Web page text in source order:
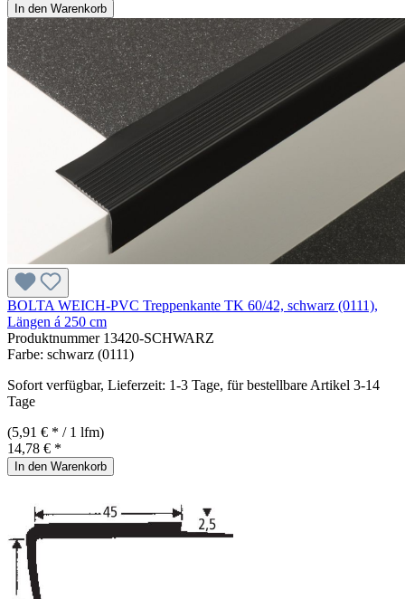
In den Warenkorb
BOLTA WEICH-PVC Treppenkante TK 60/42, schwarz (0111),
Längen á 250 cm
Produktnummer 13420-SCHWARZ
Farbe: schwarz (0111)
Sofort verfügbar, Lieferzeit: 1-3 Tage, für bestellbare Artikel 3-14
Tage
(5,91 € * / 1 lfm)
14,78 € *
In den Warenkorb